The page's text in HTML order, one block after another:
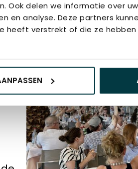
Ook delen we informatie over
en analyse. Deze partners
heeft verstrekt of die ze hebben